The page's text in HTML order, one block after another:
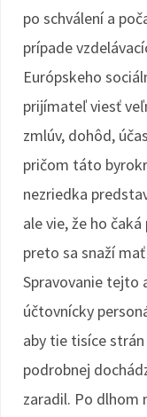
po schválení a
prípade
Európskeho
prijímateľ viesť
zmlúv, dohôd,
pričom táto
nezriedka
ale vie, že ho
preto sa snaží
Spravovanie tejto
účtovnícky
aby tie tisíce
podrobnej
zaradil. Po dlhom